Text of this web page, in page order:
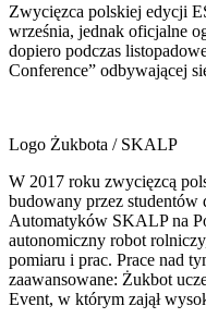
Zwycięzca polskiej edycji
września, jednak oficjalne
dopiero podczas
Conference” odbywającej
Logo Żukbota / SKALP
W 2017 roku zwycięzcą
budowany przez studentów
Automatyków SKALP na
autonomiczny robot
pomiaru i prac. Prace nad
zaawansowane: Żukbot
Event, w którym zajął